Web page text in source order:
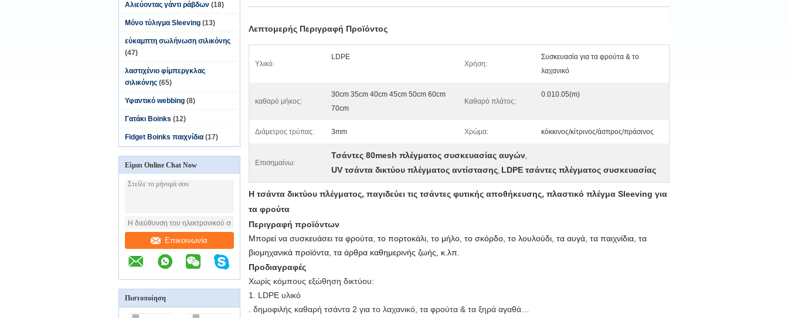
Αλιεύοντας γάντι ράβδων (18)
Μόνο τύλιγμα Sleeving (13)
εύκαμπτη σωλήνωση σιλικόνης
(47)
λαστιχένιο φίμπεργκλας
σιλικόνης (65)
Υφαντικό webbing (8)
Γατάκι Boinks (12)
Fidget Boinks παιχνίδια (17)
Είμαι Online Chat Now
Επικοινωνία
Πιστοποίηση
Λεπτομερής Περιγραφή Προϊόντος
Υλικό:
LDPE
Χρήση:
Συσκευασία για τα φρούτα & το
λαχανικό
καθαρό μήκος:
30cm 35cm 40cm 45cm 50cm 60cm
70cm
Καθαρό πλάτος:
0.010.05(m)
Διάμετρος τρύπας: 3mm Χρώμα: κόκκινος/κίτρινος/άσπρος/πράσινος
Επισημαίνω:
Τσάντες 80mesh πλέγματος συσκευασίας αυγών,
UV τσάντα δικτύου πλέγματος αντίστασης, LDPE τσάντες πλέγματος συσκευασίας
Η τσάντα δικτύου πλέγματος, παγιδεύει τις τσάντες φυτικής αποθήκευσης, πλαστικό πλέγμα Sleeving για
τα φρούτα
Περιγραφή προϊόντων
Μπορεί να συσκευάσει τα φρούτα, το πορτοκάλι, το μήλο, το σκόρδο, το λουλούδι, τα αυγά, τα παιχνίδια, τα
βιομηχανικά προϊόντα, τα άρθρα καθημερινής ζωής, κ.λπ.
Προδιαγραφές
Χωρίς κόμπους εξώθηση δικτύου:
1. LDPE υλικό
. δημοφιλής καθαρή τσάντα 2 για το λαχανικό, τα φρούτα & τα ξηρά αγαθά…